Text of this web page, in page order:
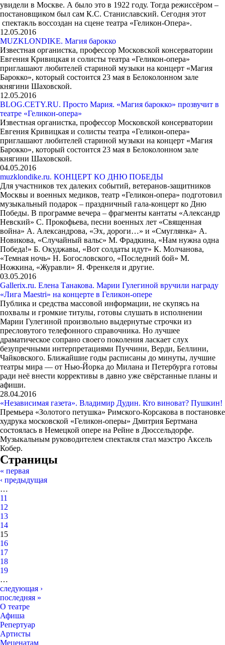
увидели в Москве. А было это в 1922 году. Тогда режиссёром –
постановщиком был сам К.С. Станиславский. Сегодня этот
спектакль воссоздан на сцене театра «Геликон-Опера».
12.05.2016
MUZKLONDIKE. Магия барокко
Известная органистка, профессор Московской консерватории
Евгения Кривицкая и солисты театра «Геликон-опера»
приглашают любителей стариной музыки на концерт «Магия
Барокко», который состоится 23 мая в Белоколонном зале
княгини Шаховской.
12.05.2016
BLOG.CETY.RU. Просто Мария. «Магия барокко» прозвучит в
театре «Геликон-опера»
Известная органистка, профессор Московской консерватории
Евгения Кривицкая и солисты театра «Геликон-опера»
приглашают любителей стариной музыки на концерт «Магия
Барокко», который состоится 23 мая в Белоколонном зале
княгини Шаховской.
04.05.2016
muzklondike.ru. КОНЦЕРТ КО ДНЮ ПОБЕДЫ
Для участников тех далеких событий, ветеранов-защитников
Москвы и военных медиков, театр «Геликон-опера» подготовил
музыкальный подарок – праздничный гала-концерт ко Дню
Победы. В программе вечера – фрагменты кантаты «Александр
Невский» С. Прокофьева, песни военных лет «Священная
война» А. Александрова, «Эх, дороги…» и «Смуглянка» А.
Новикова, «Случайный вальс» М. Фрадкина, «Нам нужна одна
Победа!» Б. Окуджавы, «Вот солдаты идут» К. Молчанова,
«Темная ночь» Н. Богословского, «Последний бой» М.
Ножкина, «Журавли» Я. Френкеля и другие.
03.05.2016
Gallerix.ru. Елена Танакова. Марии Гулегиной вручили награду
«Лига Maestri» на концерте в Геликон-опере
Публика и средства массовой информации, не скупясь на
похвалы и громкие титулы, готовы слушать в исполнении
Марии Гулегиной произвольно выдернутые строчки из
пресловутого телефонного справочника. Но лучшее
драматическое сопрано своего поколения ласкает слух
безупречными интерпретациями Пуччини, Верди, Беллини,
Чайковского. Ближайшие годы расписаны до минуты, лучшие
театры мира — от Нью-Йорка до Милана и Петербурга готовы
ради неё внести коррективы в давно уже свёрстанные планы и
афиши.
28.04.2016
«Независимая газета». Владимир Дудин. Кто виноват? Пушкин!
Премьера «Золотого петушка» Римского-Корсакова в постановке
худрука московской «Геликон-оперы» Дмитрия Бертмана
состоялась в Немецкой опере на Рейне в Дюссельдорфе.
Музыкальным руководителем спектакля стал маэстро Аксель
Кобер.
Страницы
« первая
‹ предыдущая
…
11
12
13
14
15
16
17
18
19
…
следующая ›
последняя »
О театре
Афиша
Репертуар
Артисты
Меценатам